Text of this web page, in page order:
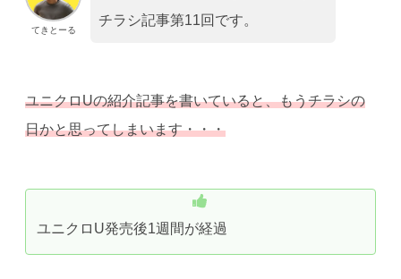
てきとーる
チラシ記事第11回です。
ユニクロUの紹介記事を書いていると、もうチラシの
日かと思ってしまいます・・・
ユニクロU発売後1週間が経過